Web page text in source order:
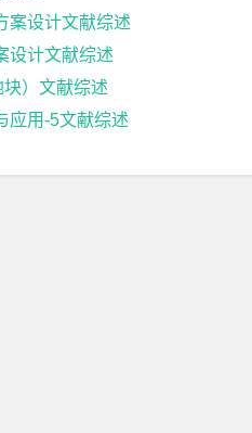
案设计文献综述
设计文献综述
）文献综述
应用-5文献综述